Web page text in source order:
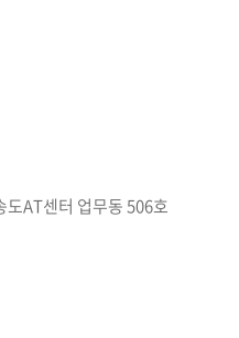
도AT센터 업무동 506호